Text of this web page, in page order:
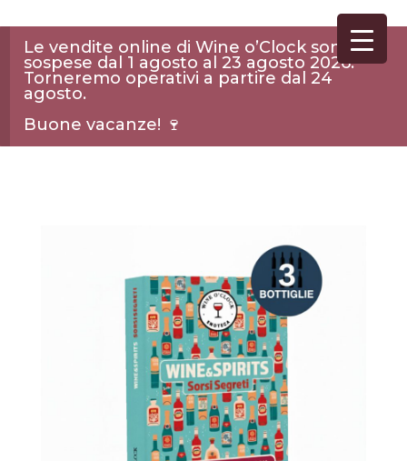
Le vendite online di Wine o’Clock sono
sospese dal 1 agosto al 23 agosto 2026.
Torneremo operativi a partire dal 24
agosto.
Buone vacanze! 🍷